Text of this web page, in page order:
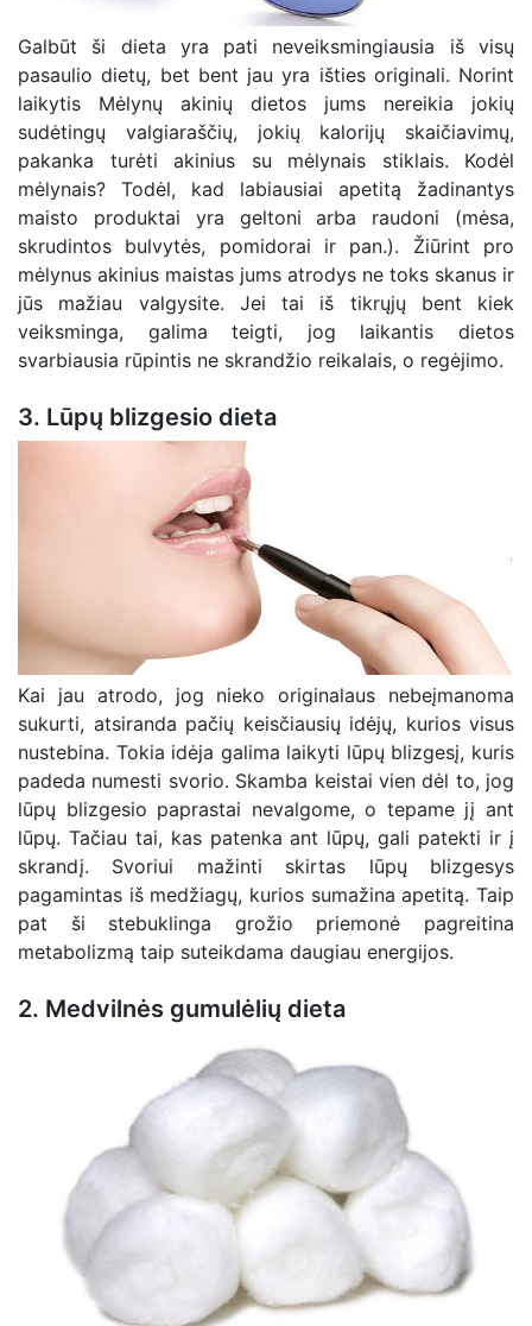
Galbūt ši dieta yra pati neveiksmingiausia iš visų
pasaulio dietų, bet bent jau yra išties originali. Norint
laikytis Mėlynų akinių dietos jums nereikia jokių
sudėtingų valgiaraščių, jokių kalorijų skaičiavimų,
pakanka turėti akinius su mėlynais stiklais. Kodėl
mėlynais? Todėl, kad labiausiai apetitą žadinantys
maisto produktai yra geltoni arba raudoni (mėsa,
skrudintos bulvytės, pomidorai ir pan.). Žiūrint pro
mėlynus akinius maistas jums atrodys ne toks skanus ir
jūs mažiau valgysite. Jei tai iš tikrųjų bent kiek
veiksminga, galima teigti, jog laikantis dietos
svarbiausia rūpintis ne skrandžio reikalais, o regėjimo.
3. Lūpų blizgesio dieta
Kai jau atrodo, jog nieko originalaus nebeįmanoma
sukurti, atsiranda pačių keisčiausių idėjų, kurios visus
nustebina. Tokia idėja galima laikyti lūpų blizgesį, kuris
padeda numesti svorio. Skamba keistai vien dėl to, jog
lūpų blizgesio paprastai nevalgome, o tepame jį ant
lūpų. Tačiau tai, kas patenka ant lūpų, gali patekti ir į
skrandį. Svoriui mažinti skirtas lūpų blizgesys
pagamintas iš medžiagų, kurios sumažina apetitą. Taip
pat ši stebuklinga grožio priemonė pagreitina
metabolizmą taip suteikdama daugiau energijos.
2. Medvilnės gumulėlių dieta